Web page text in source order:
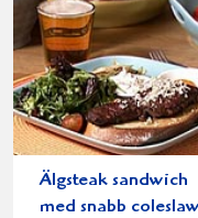
Älgsteak sandwich
med snabb coleslaw